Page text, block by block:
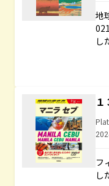
地
し
Plat
フ
し